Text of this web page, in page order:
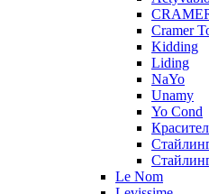
Cramer
Kidding
Liding
NaYo
Unamy
Yo Cond
Le Nom